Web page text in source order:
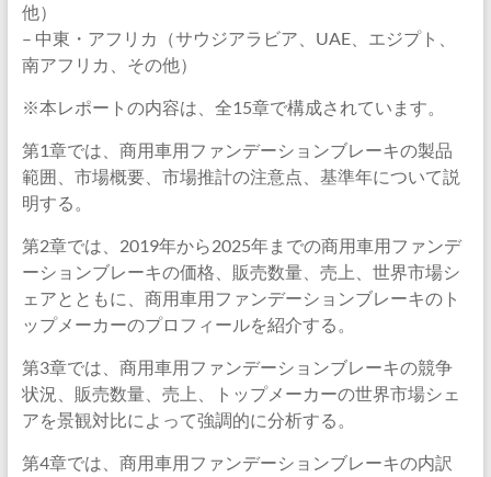
他）
– 中東・アフリカ（サウジアラビア、UAE、エジプト、
南アフリカ、その他）
※本レポートの内容は、全15章で構成されています。
第1章では、商用車用ファンデーションブレーキの製品
範囲、市場概要、市場推計の注意点、基準年について説
明する。
第2章では、2019年から2025年までの商用車用ファンデ
ーションブレーキの価格、販売数量、売上、世界市場シ
ェアとともに、商用車用ファンデーションブレーキのト
ップメーカーのプロフィールを紹介する。
第3章では、商用車用ファンデーションブレーキの競争
状況、販売数量、売上、トップメーカーの世界市場シェ
アを景観対比によって強調的に分析する。
第4章では、商用車用ファンデーションブレーキの内訳